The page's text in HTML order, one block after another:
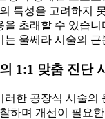
특성을 고려하지
초래할 수 있습
는 울쎄라 시술의
1:1 맞춤 진단
러한 공장식 시술의
하며 개선이 필요